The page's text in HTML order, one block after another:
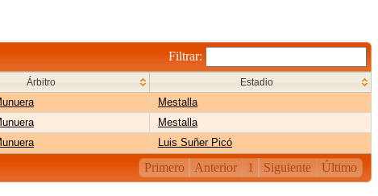
Filtrar:
Árbitro Estadio
Mestalla
Mestalla
Luis Suñer Picó
Primero Anterior 1 Siguiente Último